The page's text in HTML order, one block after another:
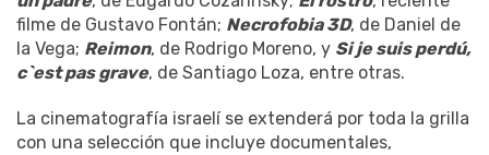
filme de Gustavo Fontán; Necrofobia 3D, de Daniel de
la Vega; Reimon, de Rodrigo Moreno, y Si je suis perdú,
c`est pas grave, de Santiago Loza, entre otras.
La cinematografía israelí se extenderá por toda la grilla
con una selección que incluye documentales,